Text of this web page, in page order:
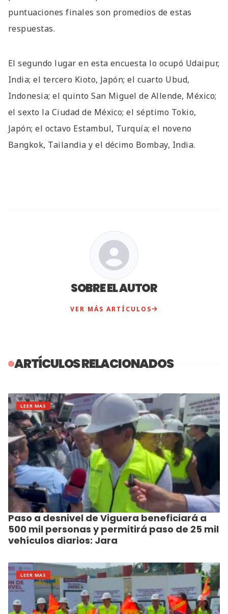
puntuaciones finales son promedios de estas
respuestas.
El segundo lugar en esta encuesta lo ocupó Udaipur,
India; el tercero Kioto, Japón; el cuarto Ubud,
Indonesia; el quinto San Miguel de Allende, México;
el sexto la Ciudad de México; el séptimo Tokio,
Japón; el octavo Estambul, Turquía; el noveno
Bangkok, Tailandia y el décimo Bombay, India.
SOBRE EL AUTOR
VER MÁS ARTÍCULOS
ARTÍCULOS RELACIONADOS
LEER MAS
Paso a desnivel de Viguera beneficiará a
500 mil personas y permitirá paso de 25 mil
vehículos diarios: Jara
LEER MAS